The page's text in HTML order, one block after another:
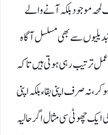
موجود بلکہ آنے والے
سے بھی مسلسل آگاہ
ترتیب رہی ہوتی ہیں تا کہ
صرف اپنی بقاء بلکہ اپنی
ایک چھوٹی سی مثال اگر حالیہ